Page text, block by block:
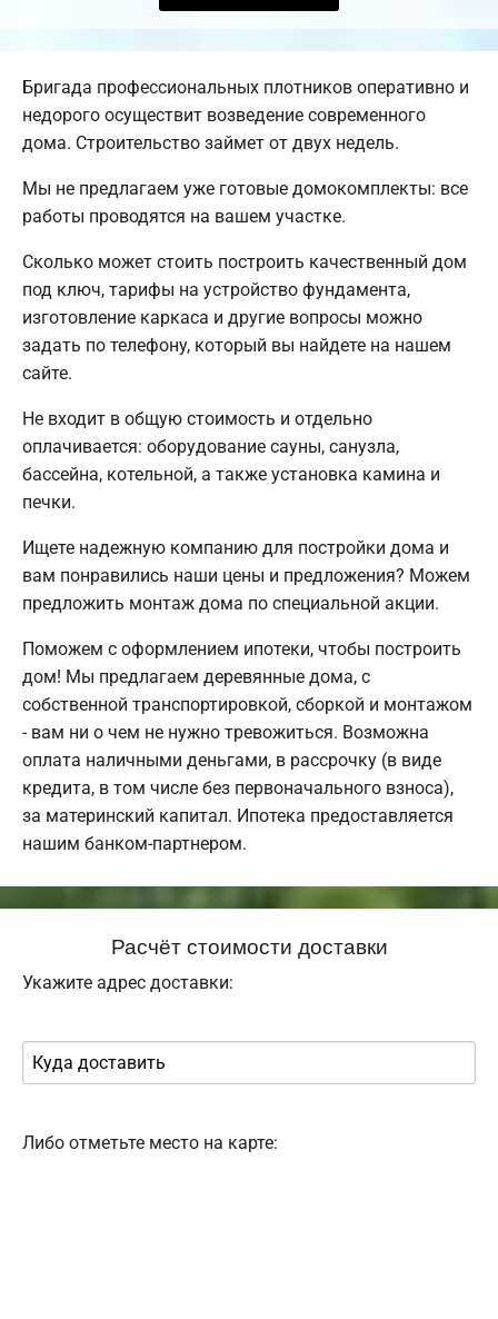
Бригада профессиональных плотников оперативно и
недорого осуществит возведение современного
дома. Строительство займет от двух недель.
Мы не предлагаем уже готовые домокомплекты: все
работы проводятся на вашем участке.
Сколько может стоить построить качественный дом
под ключ, тарифы на устройство фундамента,
изготовление каркаса и другие вопросы можно
задать по телефону, который вы найдете на нашем
сайте.
Не входит в общую стоимость и отдельно
оплачивается: оборудование сауны, санузла,
бассейна, котельной, а также установка камина и
печки.
Ищете надежную компанию для постройки дома и
вам понравились наши цены и предложения? Можем
предложить монтаж дома по специальной акции.
Поможем с оформлением ипотеки, чтобы построить
дом! Мы предлагаем деревянные дома, с
собственной транспортировкой, сборкой и монтажом
- вам ни о чем не нужно тревожиться. Возможна
оплата наличными деньгами, в рассрочку (в виде
кредита, в том числе без первоначального взноса),
за материнский капитал. Ипотека предоставляется
нашим банком-партнером.
Расчёт стоимости доставки
Укажите адрес доставки:
Либо отметьте место на карте: